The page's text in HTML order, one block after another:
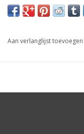
Aan verlanglijst toevoegen